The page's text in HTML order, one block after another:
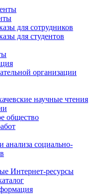
для сотрудников
для студентов
организации
научные чтения
общество
анализа социально-
Интернет-ресурсы